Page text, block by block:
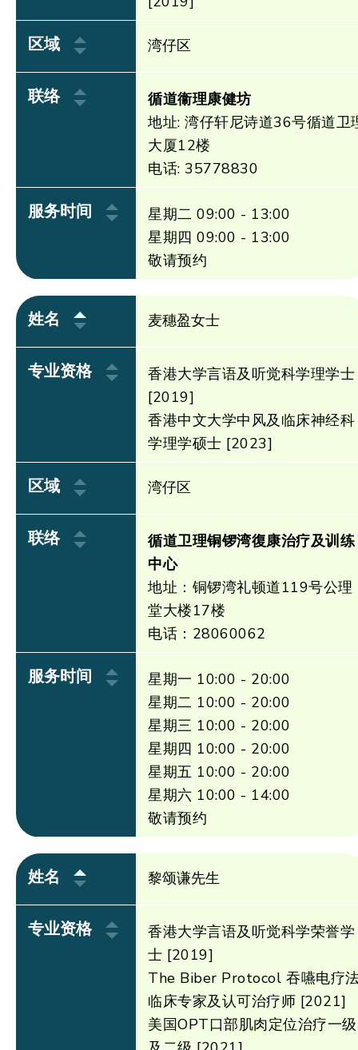
区域 湾仔区
联络
循道衞理康健坊
地址: 湾仔轩尼诗道36号循道卫
大厦12楼
电话: 35778830
服务时间
星期二 09:00 - 13:00
星期四 09:00 - 13:00
敬请预约
姓名 麦穗盈女士
专业资格
香港大学言语及听觉科学理学士
[2019]
香港中文大学中风及临床神经科
学理学硕士 [2023]
区域 湾仔区
联络
循道卫理铜锣湾復康治疗及训练
中心
地址：铜锣湾礼顿道119号公理
堂大楼17楼
电话：28060062
服务时间
星期一 10:00 - 20:00
星期二 10:00 - 20:00
星期三 10:00 - 20:00
星期四 10:00 - 20:00
星期五 10:00 - 20:00
星期六 10:00 - 14:00
敬请预约
姓名 黎颂谦先生
专业资格
香港大学言语及听觉科学荣誉学
士 [2019]
The Biber Protocol 吞嚥电疗
临床专家及认可治疗师 [2021]
美国OPT口部肌肉定位治疗一级